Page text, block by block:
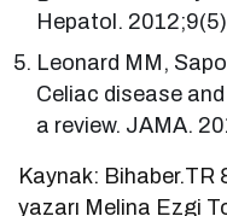
Hepatol.
Leonard MM,
Celiac disease
a review. JAMA.
Kaynak: Bihaber.TR
yazarı Melina Ezgi